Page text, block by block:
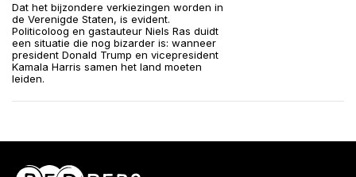
Dat het bijzondere verkiezingen worden in
de Verenigde Staten, is evident.
Politicoloog en gastauteur Niels Ras duidt
een situatie die nog bizarder is: wanneer
president Donald Trump en vicepresident
Kamala Harris samen het land moeten
leiden.